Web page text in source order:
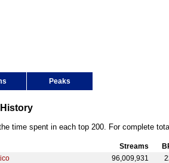
Peaks
time spent in each top 200. For complete
Streams
96,009,931